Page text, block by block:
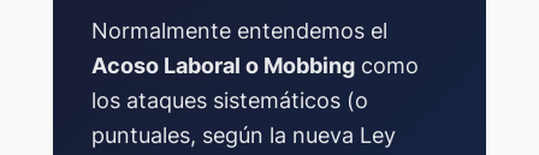
Normalmente entendemos el
Acoso Laboral o Mobbingcomo
los ataques sistemáticos (o
puntuales, según la nueva Ley